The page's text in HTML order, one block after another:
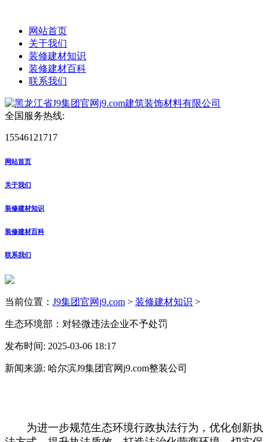
网站首页
关于我们
装修建材知识
装修建材百科
联系我们
全国服务热线:
15546121717
网站首页
关于我们
装修建材知识
装修建材百科
联系我们
当前位置： J9集团官网j9.com > 装修建材知识 >
生态环境部：对轻微违法企业不予处罚
发布时间: 2025-03-06 18:17
新闻来源: 哈尔滨J9集团官网j9.com整装公司
为进一步规范生态环境行政执法行为，优化创新执